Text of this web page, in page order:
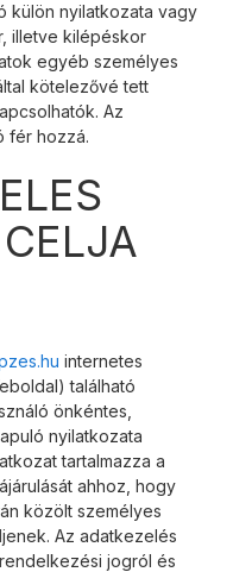
külön nyilatkozata vagy
illetve kilépéskor
egyéb személyes
kötelezővé tett
Az
fér hozzá.
internetes
található
önkéntes,
nyilatkozata
tartalmazza a
ahhoz, hogy
közölt személyes
Az adatkezelés
jogról és